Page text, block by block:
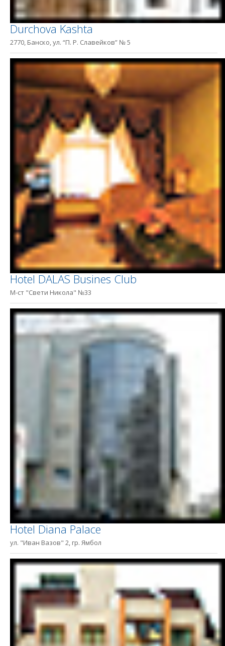
Durchova Kashta
2770, Банско, ул. “П. Р. Славейков” № 5
Hotel DALAS Busines Club
М-ст "Свети Никола" №33
Hotel Diana Palace
ул. "Иван Вазов" 2, гр. Ямбол